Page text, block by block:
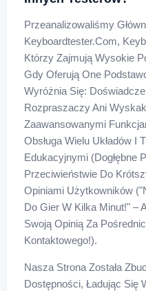
Przeanalizowaliśmy
Keyboardtester.com,
Którzy Zajmują Wysokie
Gdy Oferują One
Wyróżnia Się:
Rozpraszaczy Ani
Zaawansowanymi
Obsługa Wielu Układów I
Edukacyjnymi (dogłębne
Przeciwieństwie Do
Opiniami Użytkowników
Do Gier W Kilka Minut!" –
Swoją Opinią Za
Kontaktowego!).
Nasza Strona Została
Dostępności, Ładując Się